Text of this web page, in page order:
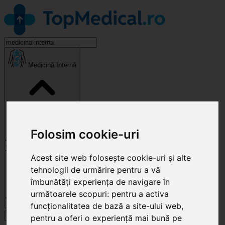
Folosim cookie-uri
Acest site web folosește cookie-uri și alte
tehnologii de urmărire pentru a vă
îmbunătăți experiența de navigare în
următoarele scopuri: pentru a activa
funcționalitatea de bază a site-ului web,
pentru a oferi o experiență mai bună pe
Medicină Internă
Cluj-Napoca
Specialități